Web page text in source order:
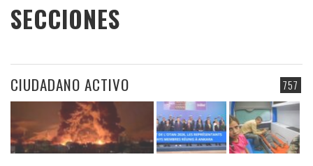
SECCIONES
757
CIUDADANO ACTIVO